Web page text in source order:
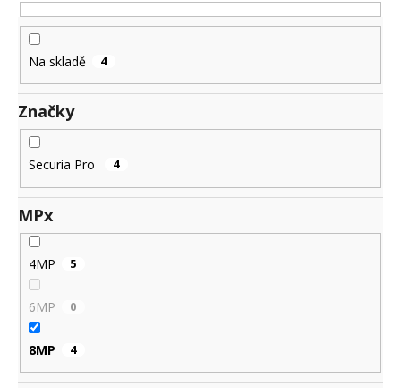
k
t
ůNa skladě 4
Značky
Securia Pro 4
MPx
4MP 5
6MP 0
8MP 4
p
o
č
u
j
m
e